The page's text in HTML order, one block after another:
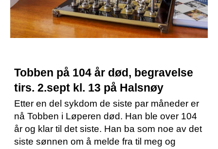
Tobben på 104 år død, begravelse
tirs. 2.sept kl. 13 på Halsnøy
Etter en del sykdom de siste par måneder er
nå Tobben i Løperen død. Han ble over 104
år og klar til det siste. Han ba som noe av det
siste sønnen om å melde fra til meg og